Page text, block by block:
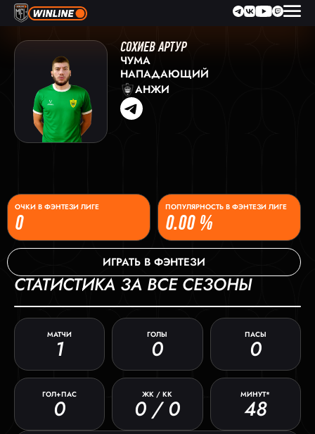
СОХИЕВ АРТУР
ЧУМА
НАПАДАЮЩИЙ
АНЖИ
0
ОЧКИ В ФЭНТЕЗИ ЛИГЕ
0.00 %
ПОПУЛЯРНОСТЬ В ФЭНТЕЗИ ЛИГЕ
ИГРАТЬ В ФЭНТЕЗИ
СТАТИСТИКА ЗА ВСЕ СЕЗОНЫ
МАТЧИ
1
ГОЛЫ
0
ПАСЫ
0
ГОЛ+ПАС
0
ЖК / КК
0 / 0
МИНУТ*
48